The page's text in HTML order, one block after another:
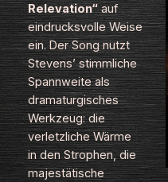
Relevation“auf
eindrucksvolle Weise
ein. Der Song nutzt
Stevens’ stimmliche
Spannweite als
dramaturgisches
Werkzeug: die
verletzliche Wärme
in den Strophen, die
majestätische